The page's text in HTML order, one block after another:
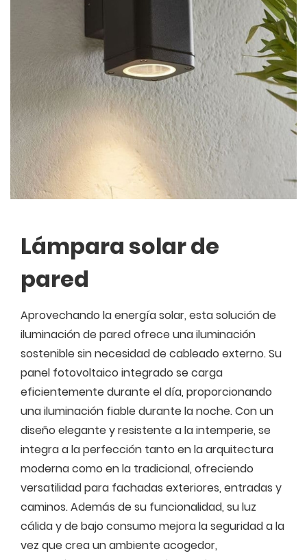
Lámpara solar de
pared
Aprovechando la energía solar, esta solución de
iluminación de pared ofrece una iluminación
sostenible sin necesidad de cableado externo. Su
panel fotovoltaico integrado se carga
eficientemente durante el día, proporcionando
una iluminación fiable durante la noche. Con un
diseño elegante y resistente a la intemperie, se
integra a la perfección tanto en la arquitectura
moderna como en la tradicional, ofreciendo
versatilidad para fachadas exteriores, entradas y
caminos. Además de su funcionalidad, su luz
cálida y de bajo consumo mejora la seguridad a la
vez que crea un ambiente acogedor,